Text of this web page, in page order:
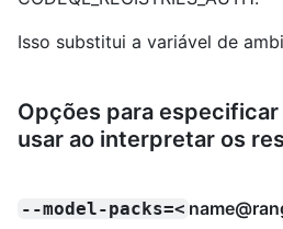
Isso substitui a variável de
Opções para
usar ao interpretar os
--model-packs=<